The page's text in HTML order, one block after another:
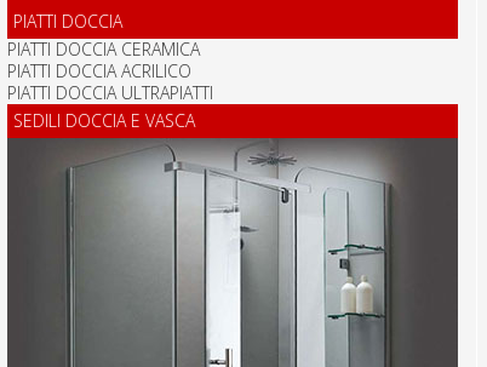
PIATTI DOCCIA
PIATTI DOCCIA CERAMICA
PIATTI DOCCIA ACRILICO
PIATTI DOCCIA ULTRAPIATTI
SEDILI DOCCIA E VASCA